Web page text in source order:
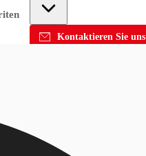
Kontaktieren Sie uns